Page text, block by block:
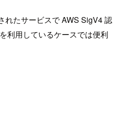
れたサービスで AWS SigV4 認
利用しているケースでは便利